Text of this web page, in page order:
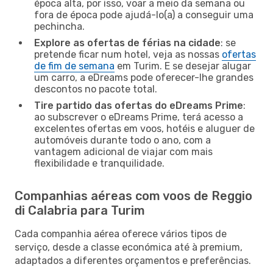
época alta, por isso, voar a meio da semana ou
fora de época pode ajudá-lo(a) a conseguir uma
pechincha.
Explore as ofertas de férias na cidade: se
pretende ficar num hotel, veja as nossas ofertas
de fim de semana em Turim. E se desejar alugar
um carro, a eDreams pode oferecer-lhe grandes
descontos no pacote total.
Tire partido das ofertas do eDreams Prime:
ao subscrever o eDreams Prime, terá acesso a
excelentes ofertas em voos, hotéis e aluguer de
automóveis durante todo o ano, com a
vantagem adicional de viajar com mais
flexibilidade e tranquilidade.
Companhias aéreas com voos de Reggio
di Calabria para Turim
Cada companhia aérea oferece vários tipos de
serviço, desde a classe económica até à premium,
adaptados a diferentes orçamentos e preferências.